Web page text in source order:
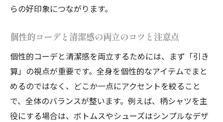
らの好印象につながります。
個性的コーデと清潔感の両立のコツと注意点
個性的コーデと清潔感を両立するためには、まず「引き
算」の視点が重要です。全身を個性的なアイテムでまと
めるのではなく、どこか一点にアクセントを絞ること
で、全体のバランスが整います。例えば、柄シャツを主
役にする場合は、ボトムスやシューズはシンプルなデザ